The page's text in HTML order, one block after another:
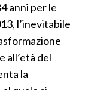
anni per le
l’inevitabile
all’età del
la